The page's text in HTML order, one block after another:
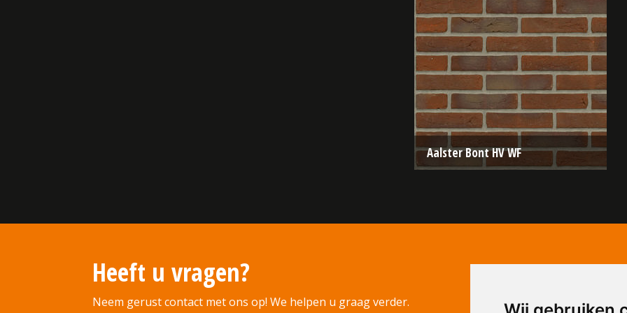
Aalster Bont HV WF
Formaat:
Waalformaat (WF)
Heeft u vragen?
Neem gerust contact met ons op! We helpen u graag verder.